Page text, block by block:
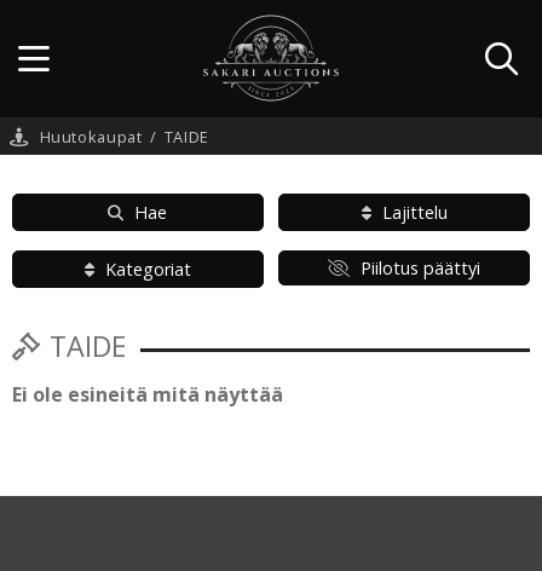
Huutokaupat / TAIDE
Hae Lajittelu
Kategoriat Piilotus päättyi
TAIDE
Ei ole esineitä mitä näyttää